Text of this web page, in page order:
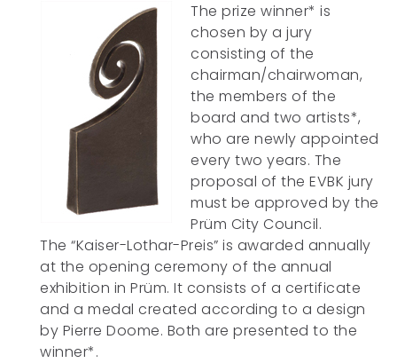
The prize winner* is
chosen by a jury
consisting of the
chairman/chairwoman,
the members of the
board and two artists*,
who are newly appointed
every two years. The
proposal of the EVBK jury
must be approved by the
Prüm City Council.
The “Kaiser-Lothar-Preis” is awarded annually
at the opening ceremony of the annual
exhibition in Prüm. It consists of a certificate
and a medal created according to a design
by Pierre Doome. Both are presented to the
winner*.